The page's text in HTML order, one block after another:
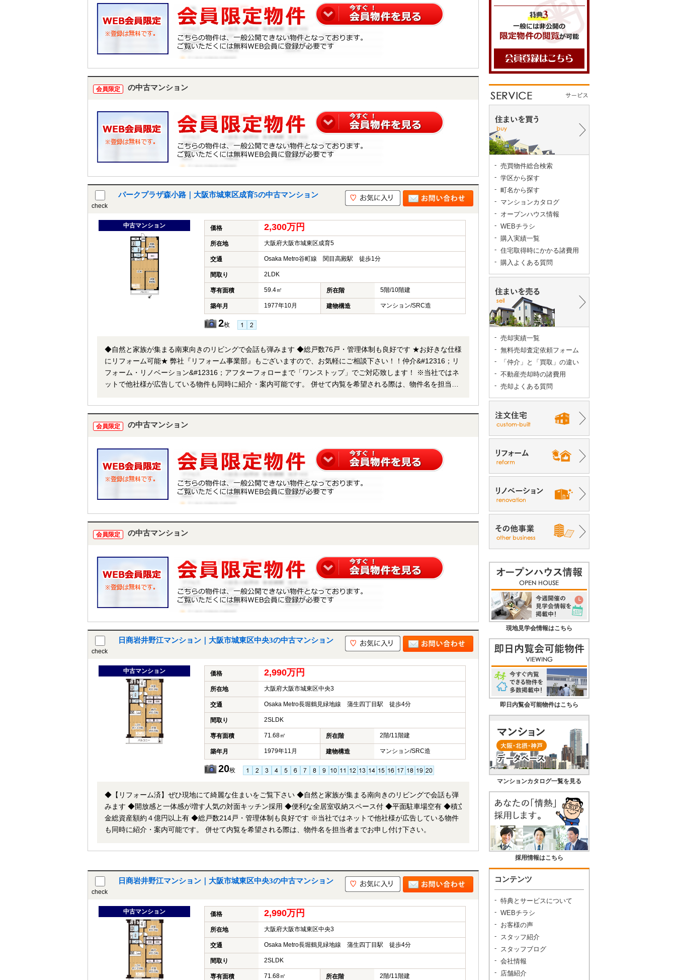
会員限定 の中古マンション
check
パークプラザ森小路｜大阪市城東区成育5の中古マンション
中古マンション 価格 2,300万円
所在地 大阪府大阪市城東区成育5
交通 Osaka Metro谷町線 関目高殿駅 徒歩1分
間取り 2LDK
専有面積 59.4㎡ 所在階 5階/10階建
築年月 1977年10月 建物構造 マンション/SRC造
2枚
◆自然と家族が集まる南東向きのリビングで会話も弾みます ◆総戸数76戸・管理体制も良好です ★お好きな仕様
にリフォーム可能★ 弊社『リフォーム事業部』もございますので、お気軽にご相談下さい！！仲介&#12316；リ
フォーム・リノベーション&#12316；アフターフォローまで「ワンストップ」でご対応致します！ ※当社ではネ
ットで他社様が広告している物件も同時に紹介・案内可能です。 併せて内覧を希望される際は、物件名を担当者
会員限定 の中古マンション
会員限定 の中古マンション
check
日商岩井野江マンション｜大阪市城東区中央3の中古マンション
中古マンション 価格 2,990万円
所在地 大阪府大阪市城東区中央3
交通 Osaka Metro長堀鶴見緑地線 蒲生四丁目駅 徒歩4分
間取り 2SLDK
専有面積 71.68㎡ 所在階 2階/11階建
築年月 1979年11月 建物構造 マンション/SRC造
20枚
◆【リフォーム済】ぜひ現地にて綺麗な住まいをご覧下さい ◆自然と家族が集まる南向きのリビングで会話も弾
みます ◆開放感と一体感が増す人気の対面キッチン採用 ◆便利な全居室収納スペース付 ◆平面駐車場空有 ◆積立
金総資産額約４億円以上有 ◆総戸数214戸・管理体制も良好です ※当社ではネットで他社様が広告している物件
も同時に紹介・案内可能です。 併せて内覧を希望される際は、物件名を担当者までお申し付け下さい。
check
日商岩井野江マンション｜大阪市城東区中央3の中古マンション
中古マンション 価格 2,990万円
所在地 大阪府大阪市城東区中央3
交通 Osaka Metro長堀鶴見緑地線 蒲生四丁目駅 徒歩4分
間取り 2SLDK
専有面積 71.68㎡ 所在階 2階/11階建
売買物件総合検索
学区から探す
町名から探す
マンションカタログ
オープンハウス情報
WEBチラシ
購入実績一覧
住宅取得時にかかる諸費用
購入よくある質問
売却実績一覧
無料売却査定依頼フォーム
「仲介」と「買取」の違い
不動産売却時の諸費用
売却よくある質問
現地見学会情報はこちら
即日内覧会可能物件はこちら
マンションカタログ一覧を見る
採用情報はこちら
コンテンツ
特典とサービスについて
WEBチラシ
お客様の声
スタッフ紹介
スタッフブログ
会社情報
店舗紹介